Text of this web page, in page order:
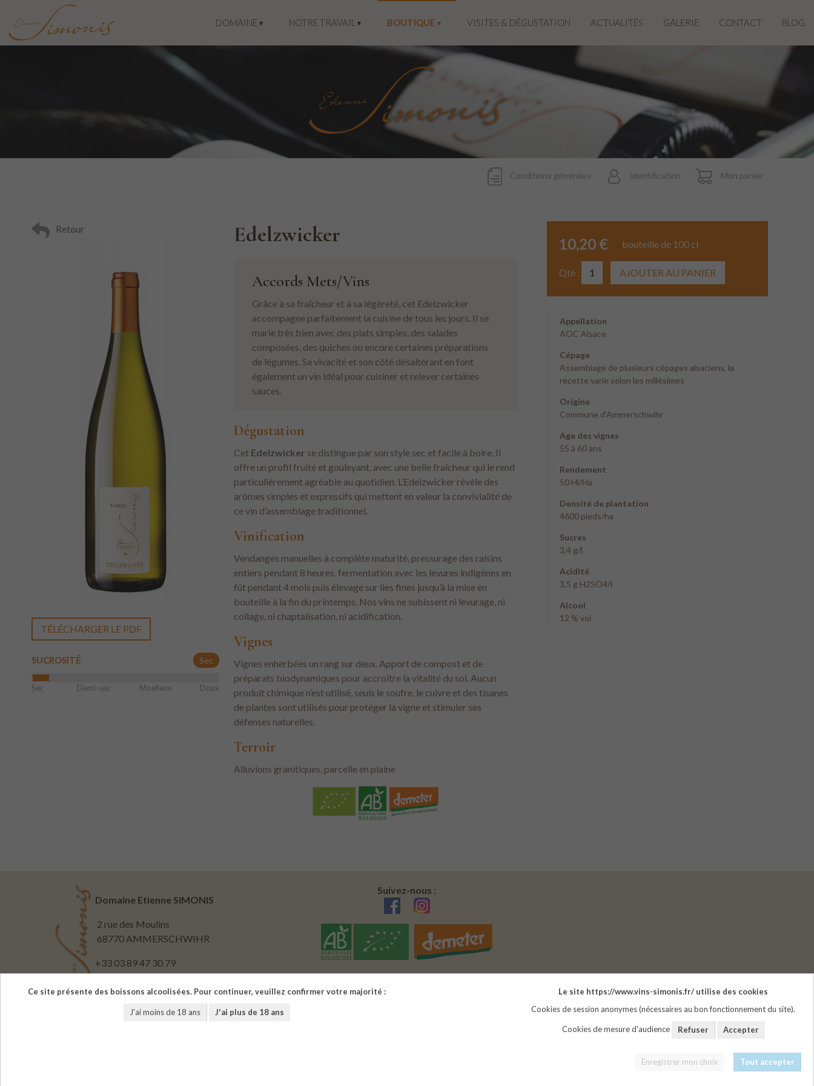
DOMAINE NOTRE TRAVAIL BOUTIQUE VISITES & DÉGUSTATION ACTUALITÉS GALERIE CONTACT BLOG
Conditions générales Identification Mon panier
Retour
TÉLÉCHARGER LE PDF
Sec
SUCROSITÉ
Sec Demi-sec Moelleux Doux
Edelzwicker
Accords Mets/Vins
Grâce à sa fraîcheur et à sa légèreté, cet Edelzwicker
accompagne parfaitement la cuisine de tous les jours. Il se
marie très bien avec des plats simples, des salades
composées, des quiches ou encore certaines préparations
de légumes. Sa vivacité et son côté désaltérant en font
également un vin idéal pour cuisiner et relever certaines
sauces.
Dégustation
Cet Edelzwicker se distingue par son style sec et facile à boire. Il
offre un profil fruité et gouleyant, avec une belle fraîcheur qui le rend
particulièrement agréable au quotidien. L’Edelzwicker révèle des
arômes simples et expressifs qui mettent en valeur la convivialité de
ce vin d’assemblage traditionnel.
Vinification
Vendanges manuelles à complète maturité, pressurage des raisins
entiers pendant 8 heures, fermentation avec les levures indigènes en
fût pendant 4 mois puis élevage sur lies fines jusqu’à la mise en
bouteille à la fin du printemps. Nos vins ne subissent ni levurage, ni
collage, ni chaptalisation, ni acidification.
Vignes
Vignes enherbées un rang sur deux. Apport de compost et de
préparats biodynamiques pour accroître la vitalité du sol. Aucun
produit chimique n’est utilisé, seuls le soufre, le cuivre et des tisanes
de plantes sont utilisés pour protéger la vigne et stimuler ses
défenses naturelles.
Terroir
Alluvions granitiques, parcelle en plaine
10,20 € bouteille de 100 cl
Qté :
Appellation
AOC Alsace
Cépage
Assemblage de plusieurs cépages alsaciens, la
recette varie selon les millésimes
Origine
Commune d'Ammerschwihr
Age des vignes
55 à 60 ans
Rendement
50 Hl/Ha
Densité de plantation
4600 pieds/ha
Sucres
3,4 g/l
Acidité
3,5 g H2SO4/l
Alcool
12 % vol
Domaine Etienne SIMONIS
2 rue des Moulins
68770 AMMERSCHWIHR
+33 03 89 47 30 79
cave@vins-simonis.fr
Suivez-nous :
Mentions légales
Ce site présente des boissons alcoolisées. Pour continuer, veuillez confirmer votre majorité :
J'ai moins de 18 ans J'ai plus de 18 ans
Le site https://www.vins-simonis.fr/ utilise des cookies
Cookies de session anonymes (nécessaires au bon fonctionnement du site).
Cookies de mesure d'audience Refuser Accepter
Enregistrer mon choix Tout accepter